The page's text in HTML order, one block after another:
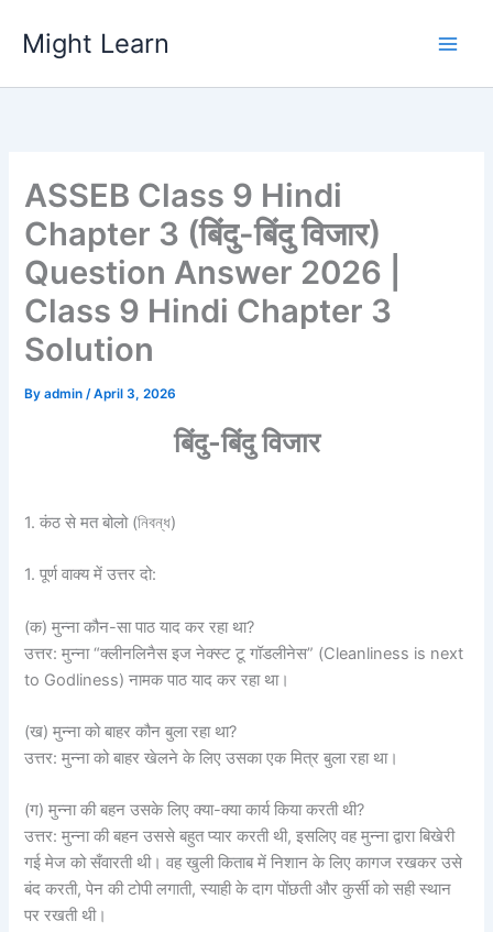
content
Might Learn
ASSEB Class 9 Hindi
Chapter 3 (बिंदु-बिंदु विजार)
Question Answer 2026 |
Class 9 Hindi Chapter 3
Solution
Byadmin/April 3, 2026
बिंदु-बिंदु विजार
1. कंठ से मत बोलो (নিবন্ধ)
1. पूर्ण वाक्य में उत्तर दो:
(क) मुन्ना कौन-सा पाठ याद कर रहा था?
उत्तर: मुन्ना “क्लीनलिनैस इज नेक्स्ट टू गॉडलीनेस” (Cleanliness is next
to Godliness) नामक पाठ याद कर रहा था।
(ख) मुन्ना को बाहर कौन बुला रहा था?
उत्तर: मुन्ना को बाहर खेलने के लिए उसका एक मित्र बुला रहा था।
(ग) मुन्ना की बहन उसके लिए क्या-क्या कार्य किया करती थी?
उत्तर: मुन्ना की बहन उससे बहुत प्यार करती थी, इसलिए वह मुन्ना द्वारा बिखेरी
गई मेज को सँवारती थी। वह खुली किताब में निशान के लिए कागज रखकर उसे
बंद करती, पेन की टोपी लगाती, स्याही के दाग पोंछती और कुर्सी को सही स्थान
पर रखती थी।